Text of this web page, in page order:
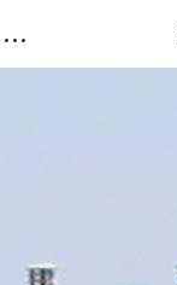
to main content
Centre d´Estudis Santa Coloma de Cervelló - Colònia Güell